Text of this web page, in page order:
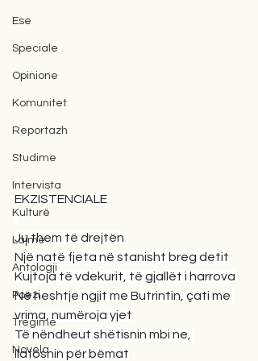
Ese
Speciale
Opinione
Komunitet
Reportazh
Studime
Intervista
Kulturë
Lajme
Antologji
Poezi
Tregime
Novela
EKZISTENCIALE
Ju them të drejtën
Një natë fjeta në stanisht breg detit
Kujtoja të vdekurit, të gjallët i harrova
Në heshtje ngjit me Butrintin, çati me
vrima, numëroja yjet
Të nëndheut shëtisnin mbi ne,
llafosnin për bëmat